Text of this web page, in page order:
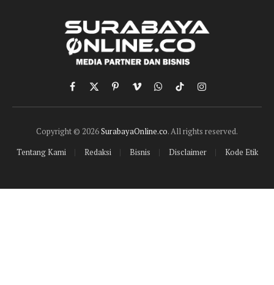
Facebook
X
(Twitter)
PinterestVimeoWhatsApp
TikTokInstagram
Copyright © 2026SurabayaOnline.co. All rights reserved.
Tentang Kami
Redaksi Bisnis Disclaimer Kode Etik